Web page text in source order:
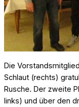
Die
Schlaut (rechts)
Rusche. Der zweite
links) und über den